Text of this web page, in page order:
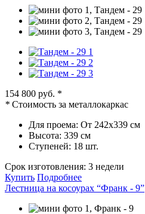
154 800 руб. *
* Стоимость за металлокаркас
Для проема: От 242х339 см
Высота: 339 см
Ступеней: 18 шт.
Срок изготовления: 3 недели
Купить Подробнее
Лестница на косоурах “Франк - 9”